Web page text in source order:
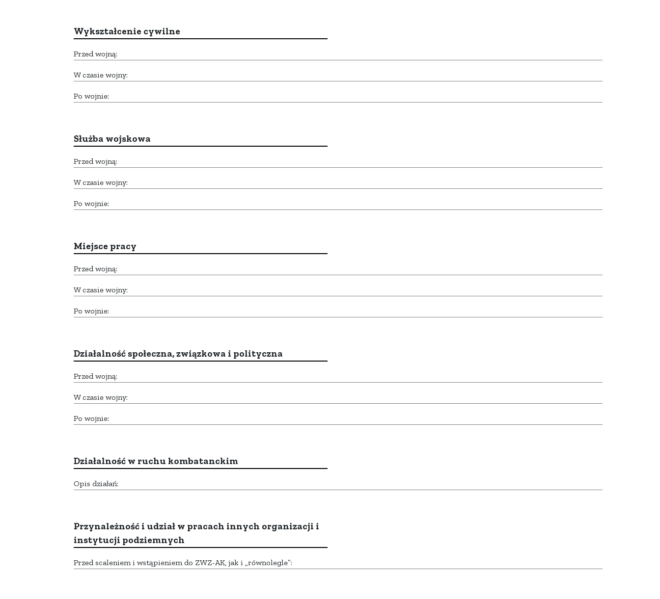
Wykształcenie cywilne
Przed wojną:
W czasie wojny:
Po wojnie:
Służba wojskowa
Przed wojną:
W czasie wojny:
Po wojnie:
Miejsce pracy
Przed wojną:
W czasie wojny:
Po wojnie:
Działalność społeczna, związkowa i polityczna
Przed wojną:
W czasie wojny:
Po wojnie:
Działalność w ruchu kombatanckim
Opis działań:
Przynależność i udział w pracach innych organizacji i
instytucji podziemnych
Przed scaleniem i wstąpieniem do ZWZ-AK, jak i „równolegle”: